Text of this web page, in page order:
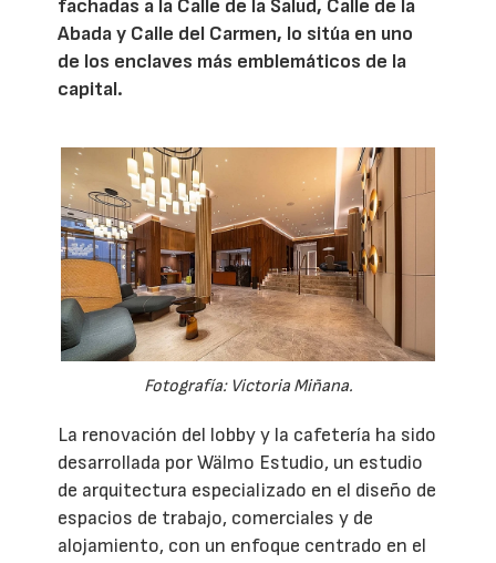
fachadas a la Calle de la Salud, Calle de la
Abada y Calle del Carmen, lo sitúa en uno
de los enclaves más emblemáticos de la
capital.
Fotografía: Victoria Miñana.
La renovación del lobby y la cafetería ha sido
desarrollada por Wälmo Estudio, un estudio
de arquitectura especializado en el diseño de
espacios de trabajo, comerciales y de
alojamiento, con un enfoque centrado en el